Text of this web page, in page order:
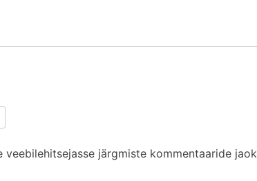
järgmiste kommentaaride